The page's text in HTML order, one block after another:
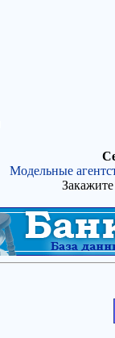
Модельные